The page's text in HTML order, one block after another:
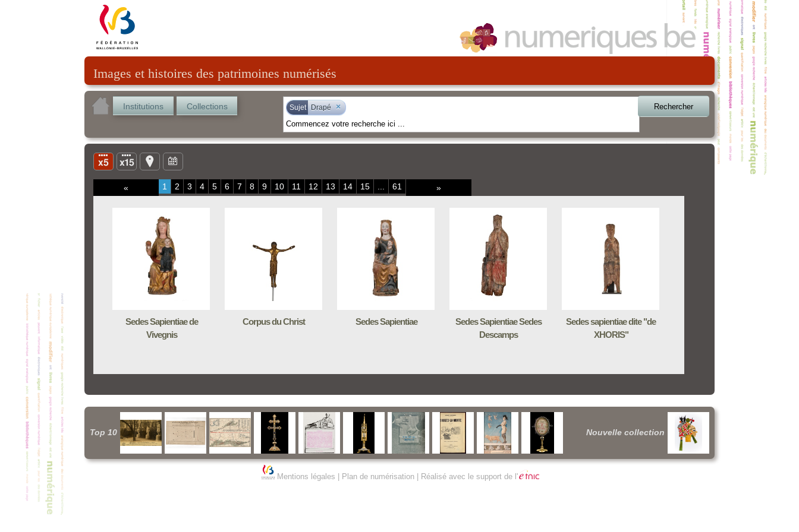
Images et histoires des patrimoines numérisés
Institutions Collections Sujet Drapé × Rechercher
« 1 2 3 4 5 6 7 8 9 10 11 12 13 14 15 61 »
Sedes Sapientiae de
Vivegnis
Corpus du Christ Sedes Sapientiae
Sedes Sapientiae Sedes
Descamps
Sedes sapientiae dite "de
XHORIS"
Top 10 Nouvelle collection
Mentions légales Plan de numérisation| Réalisé avec le support de l'